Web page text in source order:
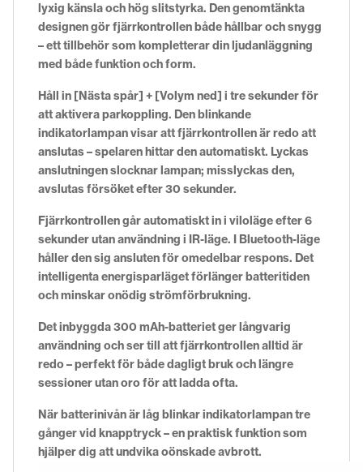
lyxig känsla och hög slitstyrka. Den genomtänkta
designen gör fjärrkontrollen både hållbar och snygg
– ett tillbehör som kompletterar din ljudanläggning
med både funktion och form.
Håll in [Nästa spår] + [Volym ned] i tre sekunder för
att aktivera parkoppling. Den blinkande
indikatorlampan visar att fjärrkontrollen är redo att
anslutas – spelaren hittar den automatiskt. Lyckas
anslutningen slocknar lampan; misslyckas den,
avslutas försöket efter 30 sekunder.
Fjärrkontrollen går automatiskt in i viloläge efter 6
sekunder utan användning i IR-läge. I Bluetooth-läge
håller den sig ansluten för omedelbar respons. Det
intelligenta energisparläget förlänger batteritiden
och minskar onödig strömförbrukning.
Det inbyggda 300 mAh-batteriet ger långvarig
användning och ser till att fjärrkontrollen alltid är
redo – perfekt för både dagligt bruk och längre
sessioner utan oro för att ladda ofta.
När batterinivån är låg blinkar indikatorlampan tre
gånger vid knapptryck – en praktisk funktion som
hjälper dig att undvika oönskade avbrott.